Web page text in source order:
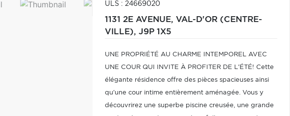
ULS : 24669020
1131 2E AVENUE, VAL-D'OR (CENTRE-
VILLE), J9P 1X5
UNE PROPRIÉTÉ AU CHARME INTEMPOREL AVEC
UNE COUR QUI INVITE À PROFITER DE L'ÉTÉ! Cette
élégante résidence offre des pièces spacieuses ainsi
qu'une cour intime entièrement aménagée. Vous y
découvrirez une superbe piscine creusée, une grande